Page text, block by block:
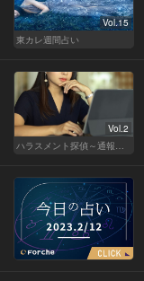
Vol.15
東カレ週間占い
Vol.2
ハラスメント探偵～通報編～